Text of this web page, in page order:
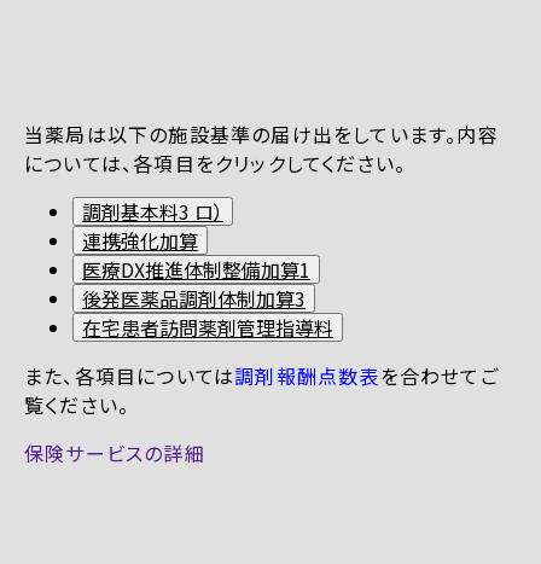
当薬局は以下の施設基準の届け出をしています。内容
については、各項目をクリックしてください。
調剤基本料3 ロ）
連携強化加算
医療DX推進体制整備加算1
後発医薬品調剤体制加算3
在宅患者訪問薬剤管理指導料
また、各項目については調剤報酬点数表を合わせてご
覧ください。
保険サービスの詳細